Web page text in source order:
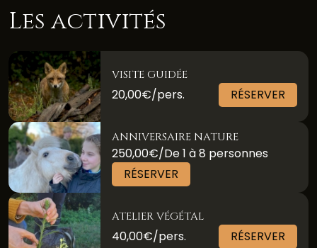
Les activités
VISITE GUIDÉE
20,00€/pers. RÉSERVER
ANNIVERSAIRE NATURE
250,00€/De 1 à 8 personnes
RÉSERVER
ATELIER VÉGÉTAL
40,00€/pers. RÉSERVER